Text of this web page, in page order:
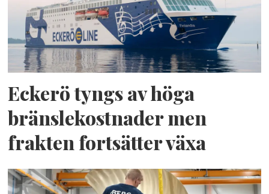
Eckerö tyngs av höga
bränslekostnader men
frakten fortsätter växa